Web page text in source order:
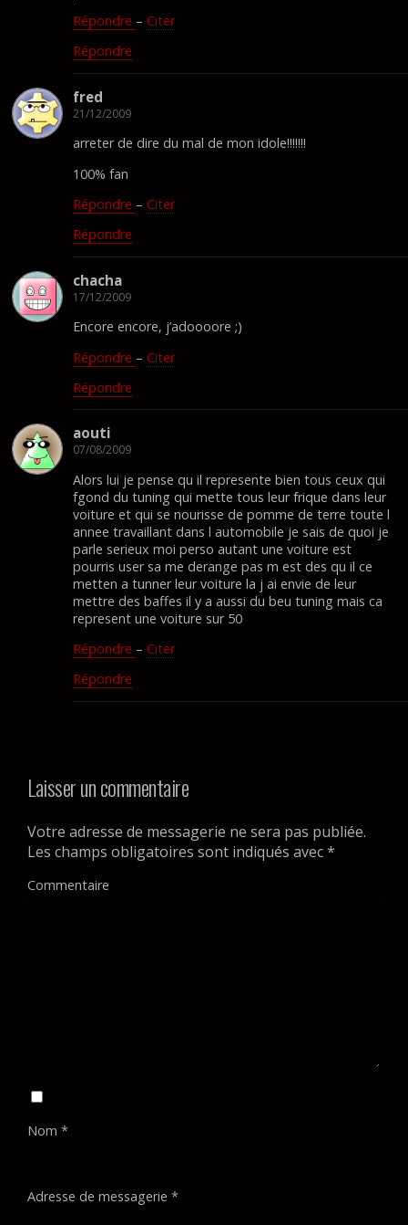
Répondre – Citer
Répondre
fred
21/12/2009
arreter de dire du mal de mon idole!!!!!!!
100% fan
Répondre – Citer
Répondre
chacha
17/12/2009
Encore encore, j’adoooore ;)
Répondre – Citer
Répondre
aouti
07/08/2009
Alors lui je pense qu il represente bien tous ceux qui
fgond du tuning qui mette tous leur frique dans leur
voiture et qui se nourisse de pomme de terre toute l
annee travaillant dans l automobile je sais de quoi je
parle serieux moi perso autant une voiture est
pourris user sa me derange pas m est des qu il ce
metten a tunner leur voiture la j ai envie de leur
mettre des baffes il y a aussi du beu tuning mais ca
represent une voiture sur 50
Répondre – Citer
Répondre
Laisser un commentaire
Votre adresse de messagerie ne sera pas publiée.
Les champs obligatoires sont indiqués avec*
Commentaire
Nom *
Adresse de messagerie *